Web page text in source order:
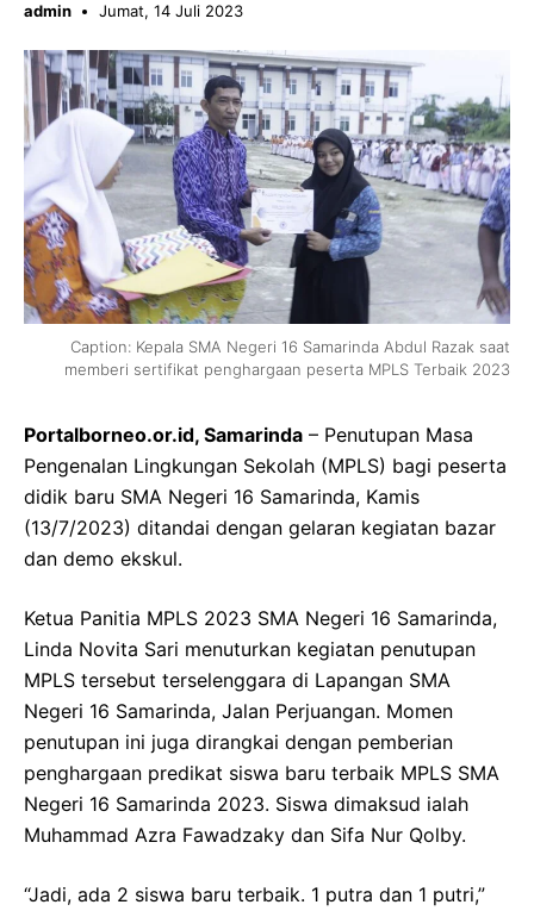
admin Jumat, 14 Juli 2023
Caption: Kepala SMA Negeri 16 Samarinda Abdul Razak saat
memberi sertifikat penghargaan peserta MPLS Terbaik 2023
Portalborneo.or.id, Samarinda – Penutupan Masa
Pengenalan Lingkungan Sekolah (MPLS) bagi peserta
didik baru SMA Negeri 16 Samarinda, Kamis
(13/7/2023) ditandai dengan gelaran kegiatan bazar
dan demo ekskul.
Ketua Panitia MPLS 2023 SMA Negeri 16 Samarinda,
Linda Novita Sari menuturkan kegiatan penutupan
MPLS tersebut terselenggara di Lapangan SMA
Negeri 16 Samarinda, Jalan Perjuangan. Momen
penutupan ini juga dirangkai dengan pemberian
penghargaan predikat siswa baru terbaik MPLS SMA
Negeri 16 Samarinda 2023. Siswa dimaksud ialah
Muhammad Azra Fawadzaky dan Sifa Nur Qolby.
“Jadi, ada 2 siswa baru terbaik. 1 putra dan 1 putri,”